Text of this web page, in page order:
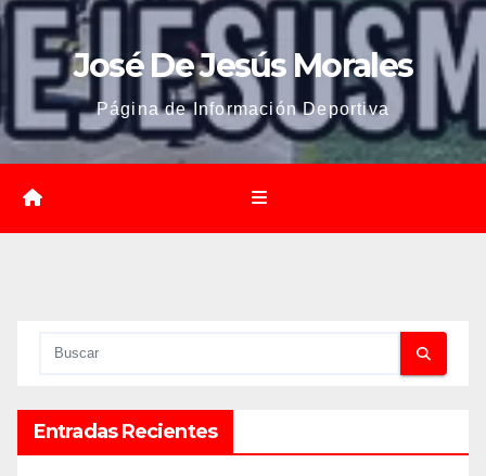
José De Jesús Morales
Página de Información Deportiva
Entradas Recientes